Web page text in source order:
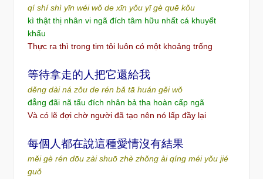
qí shí shì yīn wéi wǒ de xīn yǒu yī gè quē kǒu
kì thật thị nhân vi ngã đích tâm hữu nhất cá khuyết
khẩu
Thực ra thì trong tim tôi luôn có một khoảng trống
等待拿走的人把它還給我
děng dài ná zǒu de rén bǎ tā huán gěi wǒ
đẳng đãi nã tẩu đích nhân bả tha hoàn cấp ngã
Và có lẽ đợi chờ người đã tạo nên nó lấp đầy lại
每個人都在說這種愛情沒有結果
měi gè rén dōu zài shuō zhè zhǒng ài qíng méi yǒu jié
guǒ